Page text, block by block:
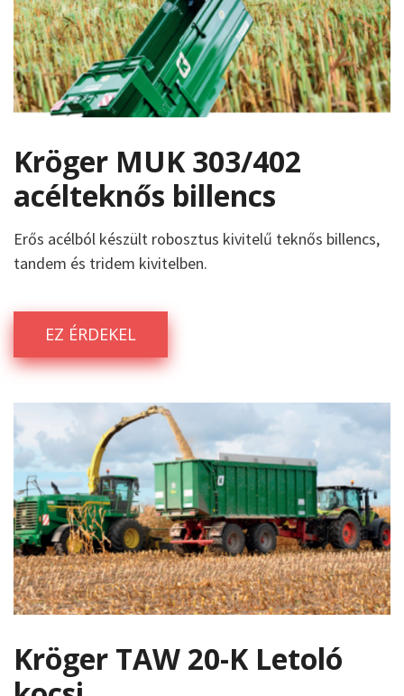
Kröger MUK 303/402
acélteknős billencs
Erős acélból készült robosztus kivitelű teknős billencs,
tandem és tridem kivitelben.
EZ ÉRDEKEL
Kröger TAW 20-K Letoló